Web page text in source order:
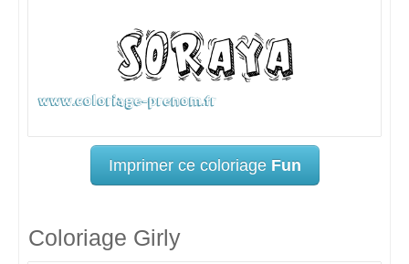
Imprimer ce coloriage Fun
Coloriage Girly